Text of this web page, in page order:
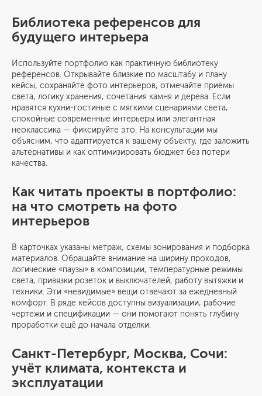
Библиотека референсов для
будущего интерьера
Используйте портфолио как практичную библиотеку
референсов. Открывайте близкие по масштабу и плану
кейсы, сохраняйте фото интерьеров, отмечайте приёмы
света, логику хранения, сочетания камня и дерева. Если
нравятся кухни-гостиные с мягкими сценариями света,
спокойные современные интерьеры или элегантная
неоклассика — фиксируйте это. На консультации мы
объясним, что адаптируется к вашему объекту, где заложить
альтернативы и как оптимизировать бюджет без потери
качества.
Как читать проекты в портфолио:
на что смотреть на фото
интерьеров
В карточках указаны метраж, схемы зонирования и подборка
материалов. Обращайте внимание на ширину проходов,
логические «паузы» в композиции, температурные режимы
света, привязки розеток и выключателей, работу вытяжки и
техники. Эти «невидимые» вещи отвечают за ежедневный
комфорт. В ряде кейсов доступны визуализации, рабочие
чертежи и спецификации — они помогают понять глубину
проработки ещё до начала отделки.
Санкт-Петербург, Москва, Сочи:
учёт климата, контекста и
эксплуатации